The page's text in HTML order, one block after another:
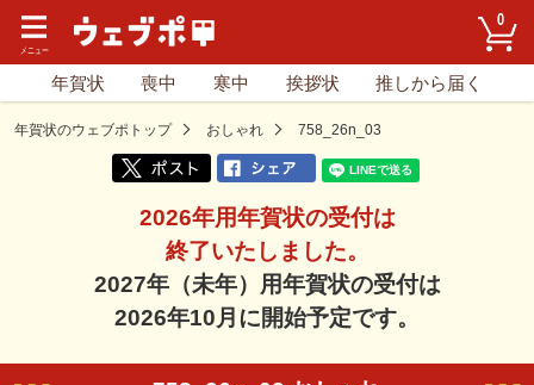
0
年賀状 喪中 寒中 挨拶状 推しから届く
年賀状のウェブポトップ おしゃれ 758_26n_03
2026年用年賀状の受付は
終了いたしました。
2027年（未年）用年賀状の受付は
2026年10月に開始予定です。